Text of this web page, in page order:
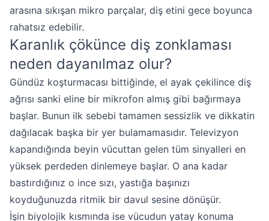
arasına sıkışan mikro parçalar, diş etini gece boyunca
rahatsız edebilir.
Karanlık çökünce diş zonklaması
neden dayanılmaz olur?
Gündüz koşturmacası bittiğinde, el ayak çekilince diş
ağrısı sanki eline bir mikrofon almış gibi bağırmaya
başlar. Bunun ilk sebebi tamamen sessizlik ve dikkatin
dağılacak başka bir yer bulamamasıdır. Televizyon
kapandığında beyin vücuttan gelen tüm sinyalleri en
yüksek perdeden dinlemeye başlar. O ana kadar
bastırdığınız o ince sızı, yastığa başınızı
koyduğunuzda ritmik bir davul sesine dönüşür.
İşin biyolojik kısmında ise vücudun yatay konuma